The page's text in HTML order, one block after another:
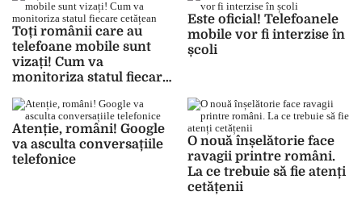
Toți românii care au
telefoane mobile sunt
vizați! Cum va
monitoriza statul fiecare
Este oficial! Telefoanele
mobile vor fi interzise în
școli
Atenție, români! Google
va asculta conversațiile
telefonice
O nouă înșelătorie face
ravagii printre români.
La ce trebuie să fie atenți
cetățenii